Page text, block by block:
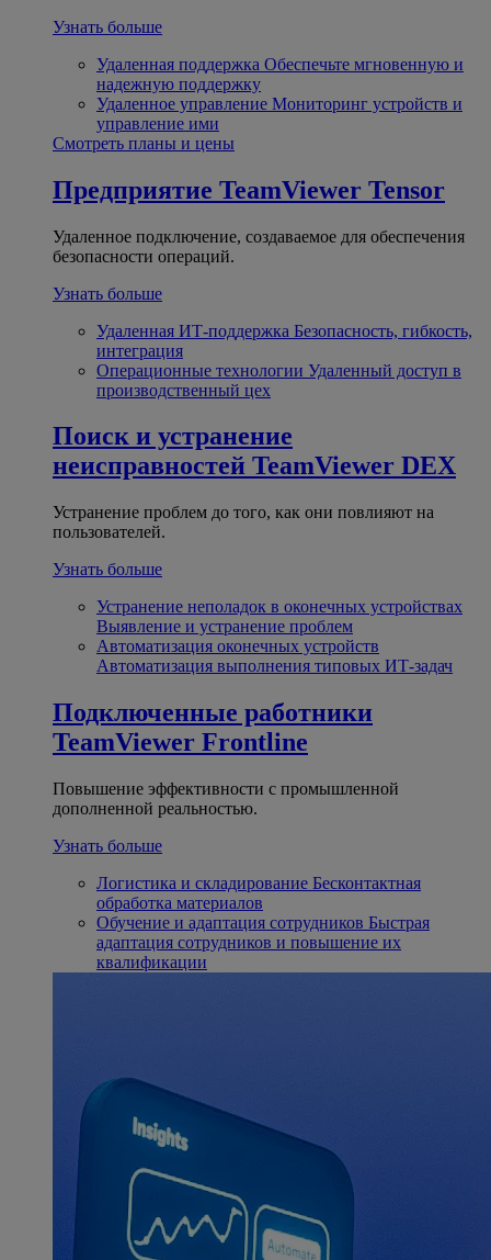
Узнать больше
Удаленная поддержка Обеспечьте мгновенную и
надежную поддержку
Удаленное управление Мониторинг устройств и
управление ими
Смотреть планы и цены
Предприятие TeamViewer Tensor
Удаленное подключение, создаваемое для обеспечения
безопасности операций.
Узнать больше
Удаленная ИТ-поддержка Безопасность, гибкость,
интеграция
Операционные технологии Удаленный доступ в
производственный цех
Поиск и устранение
неисправностей TeamViewer DEX
Устранение проблем до того, как они повлияют на
пользователей.
Узнать больше
Устранение неполадок в оконечных устройствах
Выявление и устранение проблем
Автоматизация оконечных устройств
Автоматизация выполнения типовых ИТ-задач
Подключенные работники
TeamViewer Frontline
Повышение эффективности с промышленной
дополненной реальностью.
Узнать больше
Логистика и складирование Бесконтактная
обработка материалов
Обучение и адаптация сотрудников Быстрая
адаптация сотрудников и повышение их
квалификации